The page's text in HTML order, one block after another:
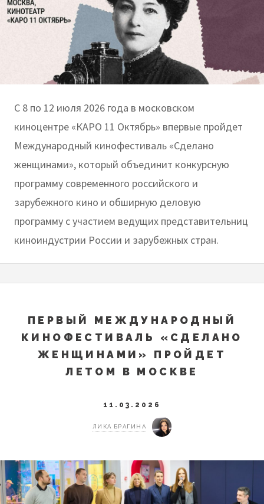
С 8 по 12 июля 2026 года в московском
киноцентре «КАРО 11 Октябрь» впервые пройдет
Международный кинофестиваль «Сделано
женщинами», который объединит конкурсную
программу современного российского и
зарубежного кино и обширную деловую
программу с участием ведущих представительниц
киноиндустрии России и зарубежных стран.
ПЕРВЫЙ МЕЖДУНАРОДНЫЙ
КИНОФЕСТИВАЛЬ «СДЕЛАНО
ЖЕНЩИНАМИ» ПРОЙДЕТ
ЛЕТОМ В МОСКВЕ
11.03.2026
ЛИКА БРАГИНА